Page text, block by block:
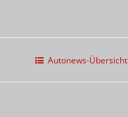
Autonews-Übersicht